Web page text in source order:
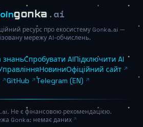
gonka .ai
ресурс про екосистему Gonka.ai —
мережу AI-обчислень.
знаньСпробувати AIПідключити AI
НовиниОфіційний сайт
GitHub Telegram (EN)
Не є фінансовою рекомендацією.
Gonka: немає даних